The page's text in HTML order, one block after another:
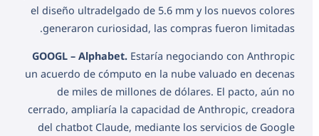
el diseño ultradelgado de 5.6 mm y los nuevos colores
generaron curiosidad, las compras fueron limitadas.
GOOGL – Alphabet. Estaría negociando con Anthropic
un acuerdo de cómputo en la nube valuado en decenas
de miles de millones de dólares. El pacto, aún no
cerrado, ampliaría la capacidad de Anthropic, creadora
del chatbot Claude, mediante los servicios de Google